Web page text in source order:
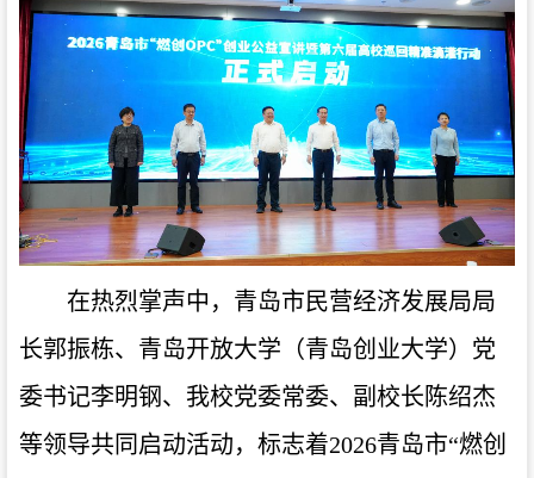
在热烈掌声中，青岛市民营经济发展局局
长郭振栋、青岛开放大学（青岛创业大学）党
委书记李明钢、我校党委常委、副校长陈绍杰
等领导共同启动活动，标志着2026青岛市“燃创